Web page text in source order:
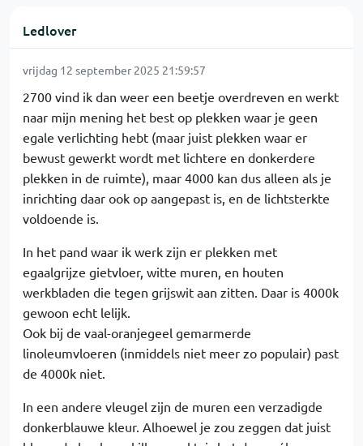
Ledlover
vrijdag 12 september 2025 21:59:57
2700 vind ik dan weer een beetje overdreven en werkt
naar mijn mening het best op plekken waar je geen
egale verlichting hebt (maar juist plekken waar er
bewust gewerkt wordt met lichtere en donkerdere
plekken in de ruimte), maar 4000 kan dus alleen als je
inrichting daar ook op aangepast is, en de lichtsterkte
voldoende is.
In het pand waar ik werk zijn er plekken met
egaalgrijze gietvloer, witte muren, en houten
werkbladen die tegen grijswit aan zitten. Daar is 4000k
gewoon echt lelijk.
Ook bij de vaal-oranjegeel gemarmerde
linoleumvloeren (inmiddels niet meer zo populair) past
de 4000k niet.
In een andere vleugel zijn de muren een verzadigde
donkerblauwe kleur. Alhoewel je zou zeggen dat juist